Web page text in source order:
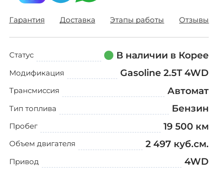
Отзывы о нас
Как заказать авто
Авто до 160 л.с.
Ставки утильсбора
Кредит
Контакты
Гарантия Доставка Этапы работы Отзывы
Статус В наличии в Корее
Модификация Gasoline 2.5T 4WD
Трансмиссия Автомат
Тип топлива Бензин
Пробег 19 500 км
Объем двигателя 2 497 куб.см.
Привод 4WD